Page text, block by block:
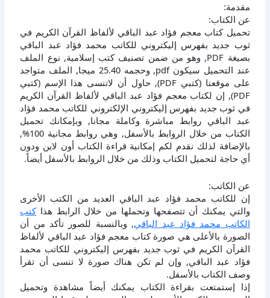
مقدمة:
عن الكتاب:
تحميل كتاب معجم فؤاد عبد الباقي لألفاظ القرآن الكريم في
ثوب جديد بفهرس إليكتروني للكاتب محمد فؤاد عبد الباقي
بصيغة PDF, وهو من ضمن تصنيف كتب إسلامية, نوع الملف
عند التحميل سيكون pdf, وحجمه 25.40 ميجا, الملف متواجد
على موقعنا (كتبي PDF), حاول أن لاتنسى هذا الإسم (كتبي
PDF), إن لكتاب معجم فؤاد عبد الباقي لألفاظ القرآن الكريم
في ثوب جديد بفهرس إليكتروني الإلكتروني للكاتب محمد فؤاد
عبد الباقي روابط مباشرة وكاملة مجانا, وبإمكانك تحميل
الكتاب من خلال الروابط بالأسفل, وهي روابط مجانية 100%,
بالإضافة لذلك نقدم لكم إمكانية قراءة الكتاب أون لاين ودون
أي حاجة لتحميل الكتاب وذلك من خلال الروابط بالأسفل أيضاً.
عن الكاتب:
إن للكاتب محمد فؤاد عبد الباقي العديد من الكتب الأخرى
والتي يمكنك أن تتصفحها وتحملها من خلال الرابط هذاكتب
الكاتب محمد فؤاد عبد الباقي, وبالنسبة للصور تأكد من أن
الصورة بالأعلى هي صورة كتاب معجم فؤاد عبد الباقي لألفاظ
القرآن الكريم في ثوب جديد بفهرس إليكتروني للكاتب محمد
فؤاد عبد الباقي, وإن لم تكن هناك صورة لا تنسى أن تقرأ
وصف الكتاب بالأسفل.
إذا إستمتعت بقراءة الكتاب يمكنك أيضاً مشاهدة وتحميل